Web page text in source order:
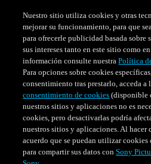
SERIESHORARIO
Venezuela
Nuestro sitio utiliza cookies y otras
mejorar su funcionamiento, para que
para ofrecerle publicidad basada
sus intereses tanto en este sitio como
información consulte nuestraPolítica
Para opciones sobre cookies
consentimiento tras prestarlo, acceda
consentimiento de cookies (disponible
nuestros sitios y aplicaciones no es
cookies, pero desactivarlas podría
nuestros sitios y aplicaciones. Al hacer
acuerdo que se puedan utilizar cookies
para compartir sus datos conSony